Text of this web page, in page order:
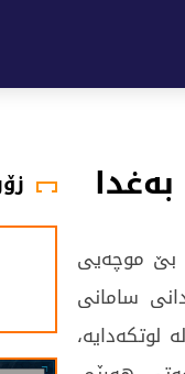
بێ موچەیی
سامانی